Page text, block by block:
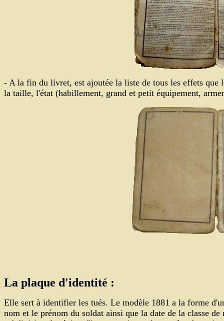
- A la fin du livret, est ajoutée la liste de tous les effets que
la taille, l'état (habillement, grand et petit équipement,
La plaque d'identité :
Elle sert à identifier les tués. Le modèle 1881 a la forme
nom et le prénom du soldat ainsi que la date de la classe